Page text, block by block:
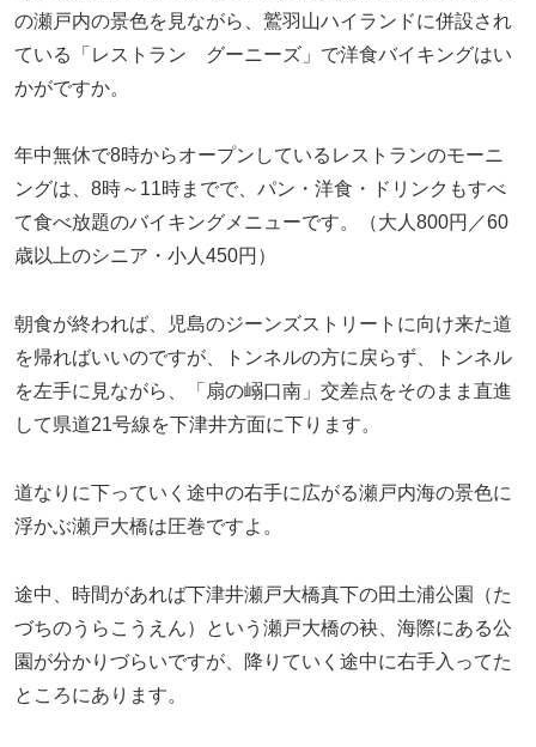
の瀬戸内の景色を見ながら、鷲羽山ハイランドに併設され
ている「レストラン グーニーズ」で洋食バイキングはい
かがですか。
年中無休で8時からオープンしているレストランのモーニ
ングは、8時～11時までで、パン・洋食・ドリンクもすべ
て食べ放題のバイキングメニューです。（大人800円／60
歳以上のシニア・小人450円）
朝食が終われば、児島のジーンズストリートに向け来た道
を帰ればいいのですが、トンネルの方に戻らず、トンネル
を左手に見ながら、「扇の嵶口南」交差点をそのまま直進
して県道21号線を下津井方面に下ります。
道なりに下っていく途中の右手に広がる瀬戸内海の景色に
浮かぶ瀬戸大橋は圧巻ですよ。
途中、時間があれば下津井瀬戸大橋真下の田土浦公園（た
づちのうらこうえん）という瀬戸大橋の袂、海際にある公
園が分かりづらいですが、降りていく途中に右手入ってた
ところにあります。